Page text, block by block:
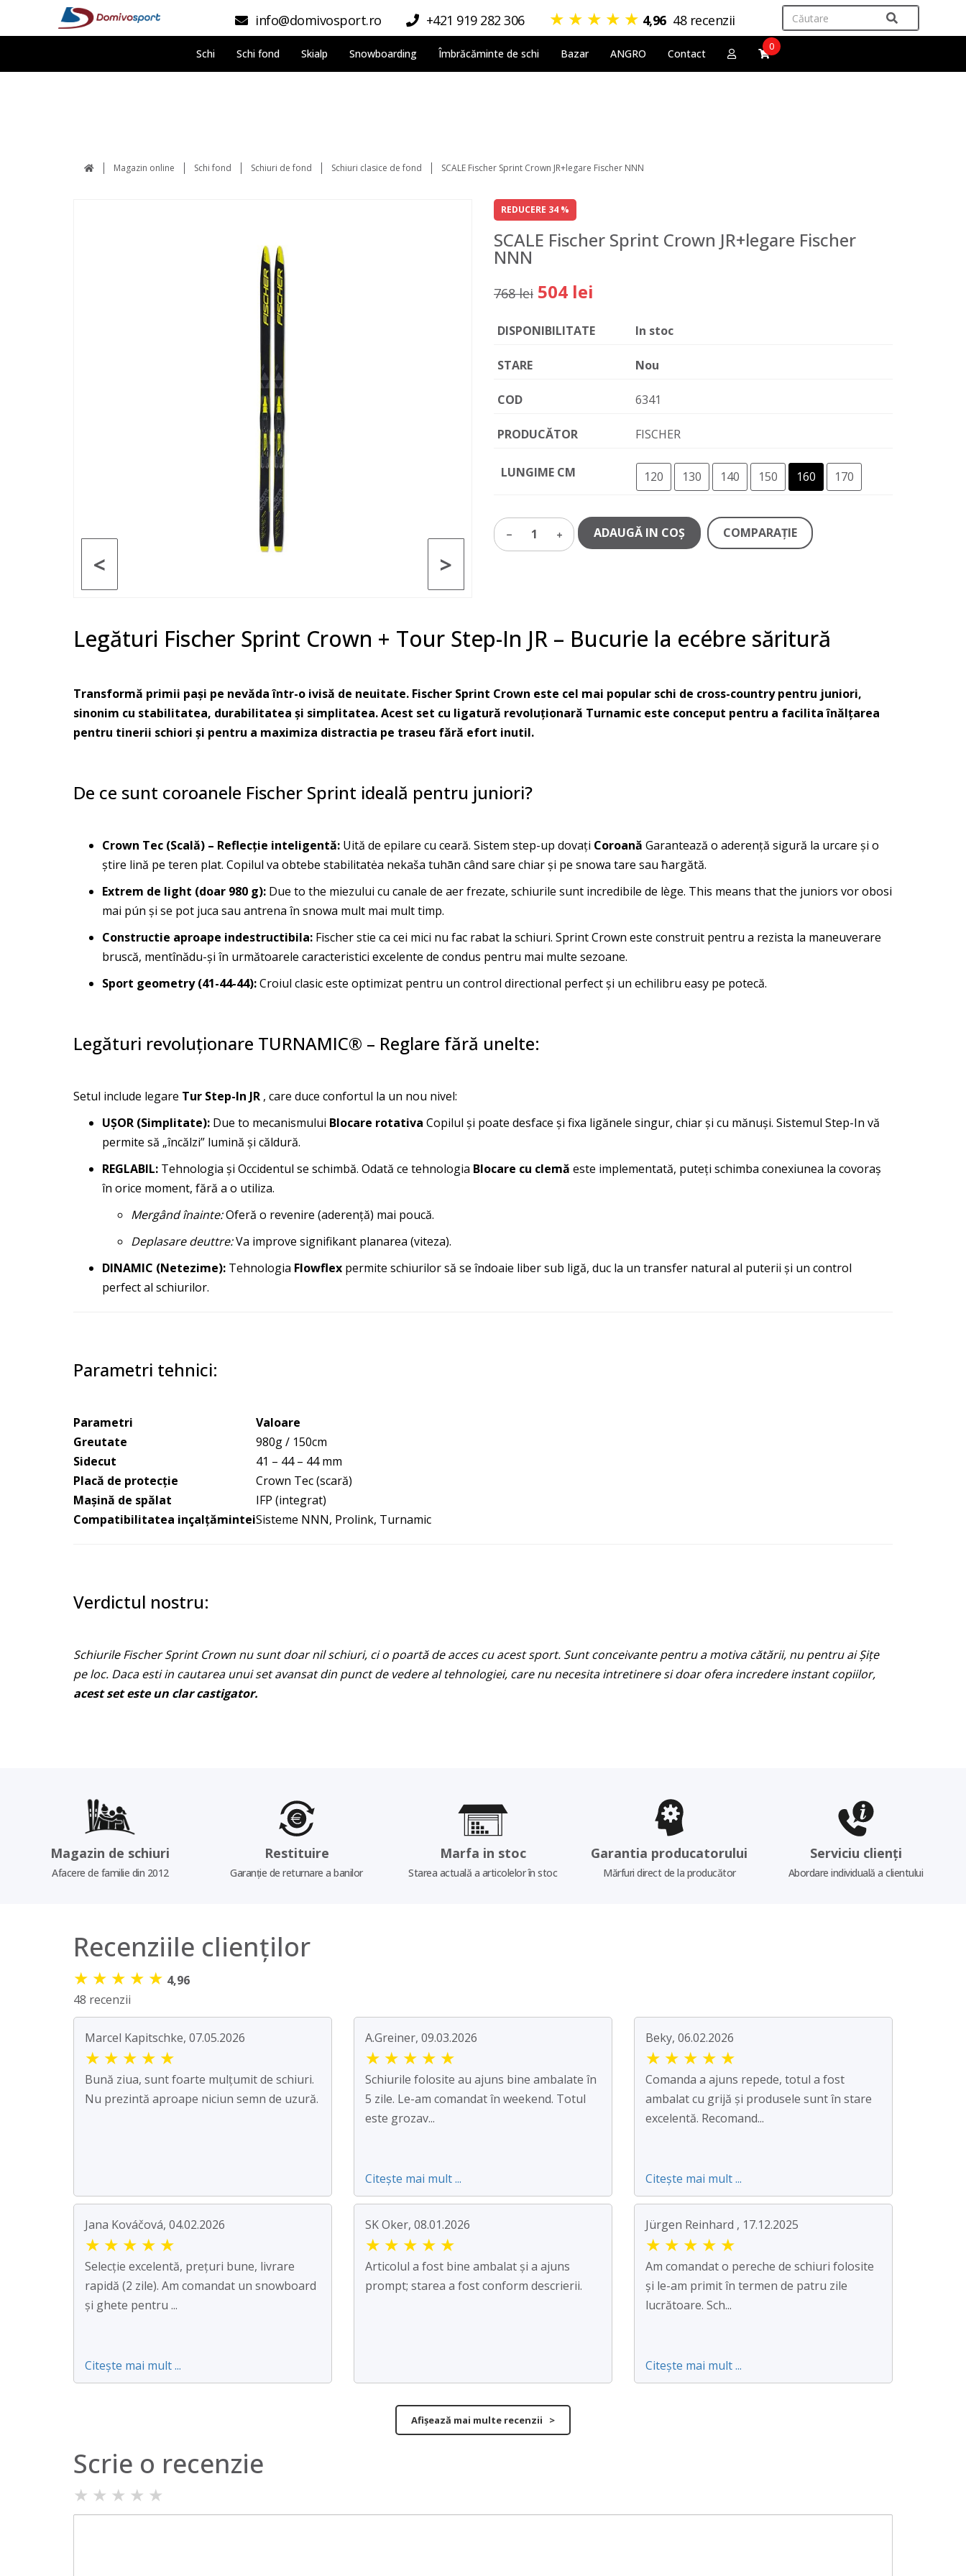
info@domivosport.ro +421 919 282 306 ★ ★ ★ ★ ★ 4,96 48 recenzii
Schi Schi fond Skialp Snowboarding Îmbrăcăminte de schi Bazar ANGRO Contact
0
Magazin online Schi fond Schiuri de fond Schiuri clasice de fond SCALE Fischer Sprint Crown JR+legare Fischer NNN
>
<
REDUCERE 34 %
SCALE Fischer Sprint Crown JR+legare Fischer
NNN
768 lei 504 lei
DISPONIBILITATE In stoc
STARE Nou
COD 6341
PRODUCĂTOR FISCHER
LUNGIME CM 120 130 140 150 160 170
1 ADAUGĂ IN COŞ COMPARAŢIE
Legături Fischer Sprint Crown + Tour Step-In JR – Bucurie la ecébre săritură
Transformă primii pași pe nevăda într-o ivisă de neuitate. Fischer Sprint Crown este cel mai popular schi de cross-country pentru juniori,
sinonim cu stabilitatea, durabilitatea și simplitatea. Acest set cu ligatură revoluționară Turnamic este conceput pentru a facilita înălțarea
pentru tinerii schiori și pentru a maximiza distractia pe traseu fără efort inutil.
De ce sunt coroanele Fischer Sprint ideală pentru juniori?
Crown Tec (Scală) – Reflecție inteligentă: Uită de epilare cu ceară. Sistem step-up dovați Coroană Garantează o aderență sigură la urcare și o
știre lină pe teren plat. Copilul va obtebe stabilitatėa nekaša tuhān când sare chiar și pe snowa tare sau ħargătă.
Extrem de light (doar 980 g): Due to the miezului cu canale de aer frezate, schiurile sunt incredibile de lège. This means that the juniors vor obosi
mai pún și se pot juca sau antrena în snowa mult mai mult timp.
Constructie aproape indestructibila: Fischer stie ca cei mici nu fac rabat la schiuri. Sprint Crown este construit pentru a rezista la maneuverare
bruscă, mentînădu-și în următoarele caracteristici excelente de condus pentru mai multe sezoane.
Sport geometry (41-44-44):Croiul clasic este optimizat pentru un control directional perfect și un echilibru easy pe potecă.
Legături revoluționare TURNAMIC® – Reglare fără unelte:
Setul include legare Tur Step-In JR , care duce confortul la un nou nivel:
UȘOR (Simplitate): Due to mecanismului Blocare rotativa Copilul și poate desface și fixa ligănele singur, chiar și cu mănuși. Sistemul Step-In vă
permite să „încălzi” lumină și căldură.
REGLABIL: Tehnologia și Occidentul se schimbă. Odată ce tehnologia Blocare cu clemă este implementată, puteți schimba conexiunea la covoraș
în orice moment, fără a o utiliza.
Mergând înainte:Oferă o revenire (aderență) mai poucă.
Deplasare deuttre:Va improve signifikant planarea (viteza).
DINAMIC (Netezime): Tehnologia Flowflex permite schiurilor să se îndoaie liber sub ligă, duc la un transfer natural al puterii și un control
perfect al schiurilor.
Parametri tehnici:
Parametri
Valoare
Greutate
980g / 150cm
Sidecut
41 – 44 – 44 mm
Placă de protecție
Crown Tec (scară)
Maşină de spălat
IFP (integrat)
Compatibilitatea inçalțăminteiSisteme NNN, Prolink, Turnamic
Verdictul nostru:
Schiurile Fischer Sprint Crown nu sunt doar nil schiuri, ci o poartă de acces cu acest sport. Sunt conceivante pentru a motiva cătării, nu pentru ai Șițe
pe loc. Daca esti in cautarea unui set avansat din punct de vedere al tehnologiei, care nu necesita intretinere si doar ofera incredere instant copiilor,
acest set este un clar castigator.
Magazin de schiuri
Afacere de familie din 2012
Restituire
Garanție de returnare a banilor
Marfa in stoc
Starea actuală a articolelor în stoc
Garantia producatorului
Mărfuri direct de la producător
Serviciu clienți
Abordare individuală a clientului
Recenziile clienților
★ ★ ★ ★ ★ 4,96
48 recenzii
Marcel Kapitschke, 07.05.2026
★ ★ ★ ★ ★
Bună ziua, sunt foarte mulțumit de schiuri.
Nu prezintă aproape niciun semn de uzură.
A.Greiner, 09.03.2026
★ ★ ★ ★ ★
Schiurile folosite au ajuns bine ambalate în
5 zile. Le-am comandat în weekend. Totul
este grozav...
Citește mai mult ...
Beky, 06.02.2026
★ ★ ★ ★ ★
Comanda a ajuns repede, totul a fost
ambalat cu grijă și produsele sunt în stare
excelentă. Recomand...
Citește mai mult ...
Jana Kováčová, 04.02.2026
★ ★ ★ ★ ★
Selecție excelentă, prețuri bune, livrare
rapidă (2 zile). Am comandat un snowboard
și ghete pentru ...
Citește mai mult ...
SK Oker, 08.01.2026
★ ★ ★ ★ ★
Articolul a fost bine ambalat și a ajuns
prompt; starea a fost conform descrierii.
Jürgen Reinhard , 17.12.2025
★ ★ ★ ★ ★
Am comandat o pereche de schiuri folosite
și le-am primit în termen de patru zile
lucrătoare. Sch...
Citește mai mult ...
Afișează mai multe recenzii >
Scrie o recenzie
★ ★ ★ ★ ★